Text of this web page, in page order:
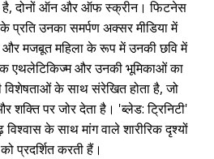
है, दोनों ऑन और ऑफ स्क्रीन। फिटनेस
उनका समर्पण अक्सर मीडिया में
और मजबूत महिला के रूप में उनकी छवि में
एथलेटिकिज्म और उनकी भूमिकाओं का
के साथ संरेखित होता है, जो
शक्ति पर जोर देता है। 'ब्लेड: ट्रिनिटी'
के साथ मांग वाले शारीरिक दृश्यों
प्रदर्शित करती हैं।